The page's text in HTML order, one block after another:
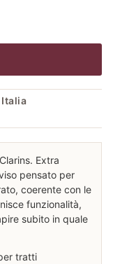
Extra
pensato per
coerente con le
funzionalità,
subito in quale
tratti